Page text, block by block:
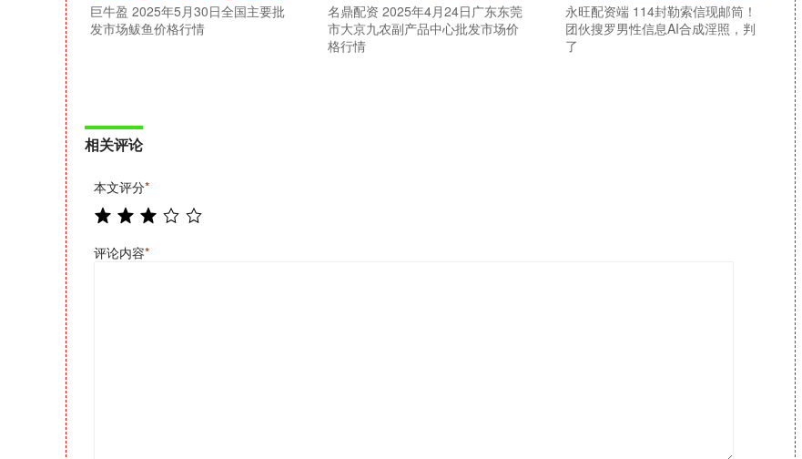
巨牛盈 2025年5月30日全国主要批
发市场鲅鱼价格行情
名鼎配资 2025年4月24日广东东莞
市大京九农副产品中心批发市场价
格行情
永旺配资端 114封勒索信现邮筒！
团伙搜罗男性信息AI合成淫照，判
了
相关评论
本文评分*
评论内容*